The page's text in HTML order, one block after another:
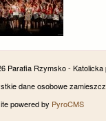
Parafia Rzymsko -
dane osobowe
powered by PyroCMS